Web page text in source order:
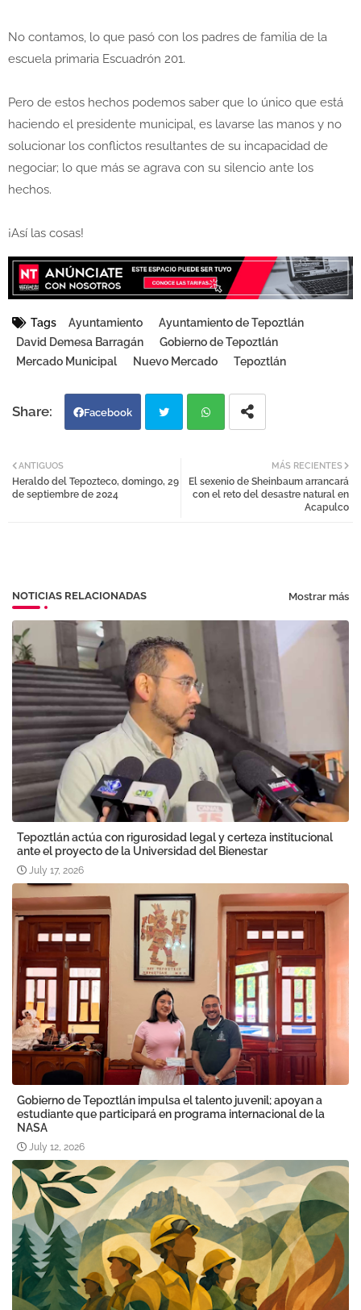
No contamos, lo que pasó con los padres de familia de la
escuela primaria Escuadrón 201.
Pero de estos hechos podemos saber que lo único que está
haciendo el presidente municipal, es lavarse las manos y no
solucionar los conflictos resultantes de su incapacidad de
negociar; lo que más se agrava con su silencio ante los
hechos.
¡Así las cosas!
Tags Ayuntamiento
Ayuntamiento de Tepoztlán
David Demesa Barragán
Gobierno de Tepoztlán
Mercado Municipal
Nuevo Mercado Tepoztlán
Facebook
tter atsa
MÁS RECIENTES
El sexenio de Sheinbaum arrancará
con el reto del desastre natural en
Acapulco
ANTIGUOS
Heraldo del Tepozteco, domingo, 29
de septiembre de 2024
NOTICIAS RELACIONADAS Mostrar más
Tepoztlán actúa con rigurosidad legal y certeza institucional
ante el proyecto de la Universidad del Bienestar
July 17, 2026
Gobierno de Tepoztlán impulsa el talento juvenil; apoyan a
estudiante que participará en programa internacional de la
NASA
July 12, 2026